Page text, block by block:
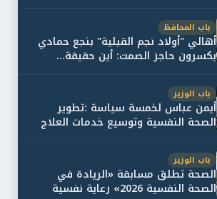
باب المحافظ
أهالي "أولاد نجم القبلية" بنجع حمادي
يكسرون حاجز الصمت: أين حقيقة...
باب الوزير
أيمن عباس لخمسة سياسة :تطوير
الصحة النفسية وتوسيع خدمات العلاج
باب الوزير
الصحة تطلق مسابقة «الريادة في
الصحة النفسية 2026» رعاية نفسية